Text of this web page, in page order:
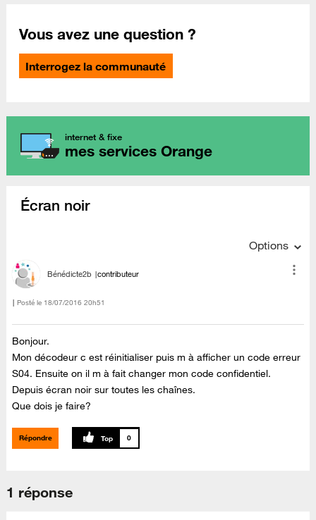
Vous avez une question ?
Interrogez la communauté
internet & fixe
mes services Orange
Écran noir
Options
Bénédicte2b contributeur
Posté le ‎18/07/2016 20h51
Bonjour.
Mon décodeur c est réinitialiser puis m à afficher un code erreur
S04. Ensuite on il m à fait changer mon code confidentiel.
Depuis écran noir sur toutes les chaînes.
Que dois je faire?
Répondre 0
1 réponse